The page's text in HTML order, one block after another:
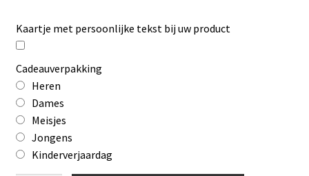
Kaartje met persoonlijke tekst bij uw product
Cadeauverpakking
Heren
Dames
Meisjes
Jongens
Kinderverjaardag